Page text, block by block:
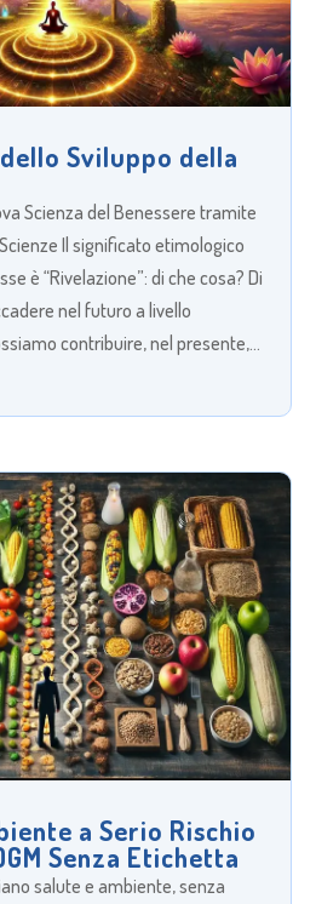
Sviluppo della
Scienza del Benessere tramite
Il significato etimologico
è “Rivelazione”: di che cosa? Di
nel futuro a livello
contribuire, nel presente,...
a Serio Rischio
Senza Etichetta
salute e ambiente, senza